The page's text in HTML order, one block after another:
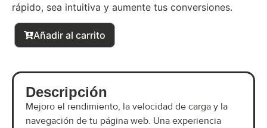
rápido, sea intuitiva y aumente tus conversiones.
Añadir al carrito
Descripción
Mejoro el rendimiento, la velocidad de carga y la
navegación de tu página web. Una experiencia